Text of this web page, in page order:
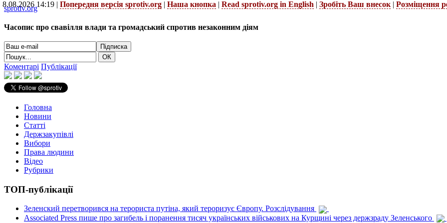
8.08.2026 14:19 | Попередня версія sprotiv.org | Наша кнопка | Read sprotiv.org in English | Зробіть Ваш внесок | Розміщення
sprotiv.org
Часопис про свавілля влади та громадський спротив незаконним діям
Коментарі Публікації
Головна
Новини
Статті
Держзакупівлі
Вибори
Права людини
Відео
Рубрики
ТОП-публікації
Зеленский перетворився на терориста путіна, який тероризує Європу. Розслідування
Associated Press пише про загибель і поранення тисяч українських військових на Курщині через держзраду Зеленського